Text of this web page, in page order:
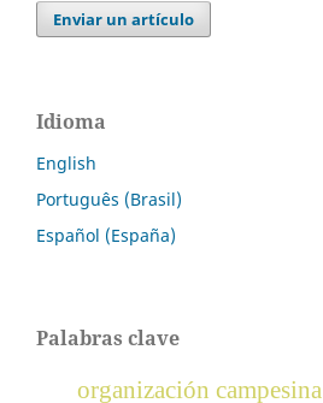
Enviar un artículo
Idioma
English
Português (Brasil)
Español (España)
Palabras clave
organización campesina